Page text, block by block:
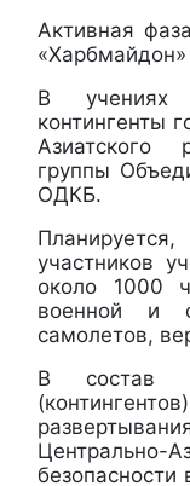
Активная
«Харбмайдон»
В учениях
контингенты
Азиатского
группы
ОДКБ.
участников
около 1000
военной и
самолетов,
В состав
Центрально-